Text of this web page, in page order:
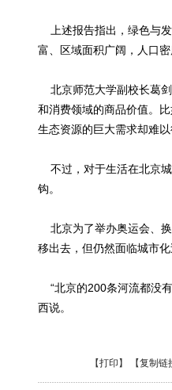
上述报告指出，绿色与
富、区域面积广阔，人口
北京师范大学副校长葛剑
和消费领域的商品价值。
生态资源的巨大需求却难以
不过，对于生活在北京
钩。
北京为了举办奥运会、换
移出去，但仍然面临城市
“北京的200条河流都没
西说。
【打印 】 【复制链